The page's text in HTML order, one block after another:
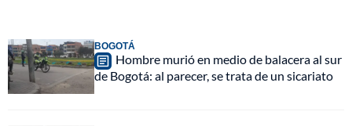
BOGOTÁ
Hombre murió en medio de balacera al sur
de Bogotá: al parecer, se trata de un sicariato